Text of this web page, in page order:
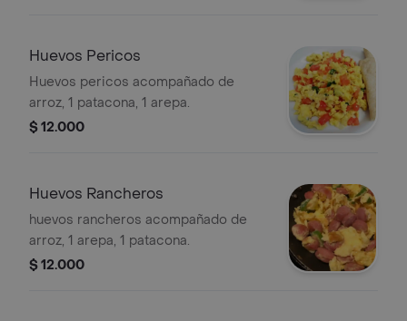
Huevos Pericos
Huevos pericos acompañado de
arroz, 1 patacona, 1 arepa.
$ 12.000
Huevos Rancheros
huevos rancheros acompañado de
arroz, 1 arepa, 1 patacona.
$ 12.000